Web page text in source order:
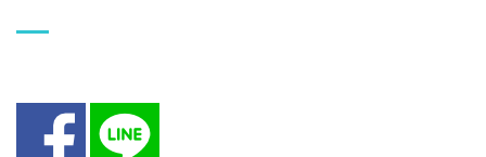
Facebook LINE